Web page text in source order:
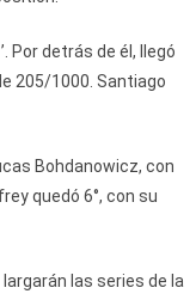
Por detrás de él, llegó
205/1000. Santiago
Bohdanowicz, con
quedó 6°, con su
las series de la